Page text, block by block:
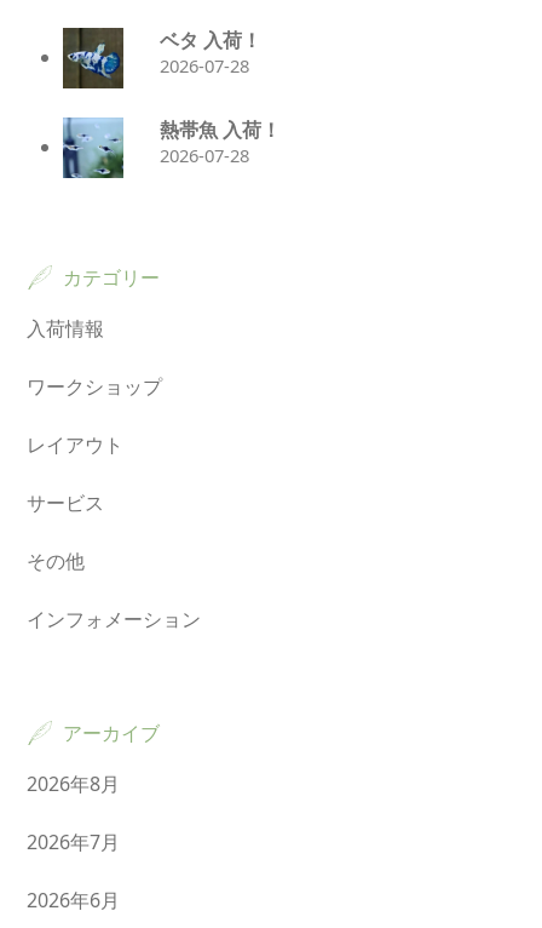
ベタ 入荷！
2026-07-28
熱帯魚 入荷！
2026-07-28
カテゴリー
入荷情報
ワークショップ
レイアウト
サービス
その他
インフォメーション
アーカイブ
2026年8月
2026年7月
2026年6月